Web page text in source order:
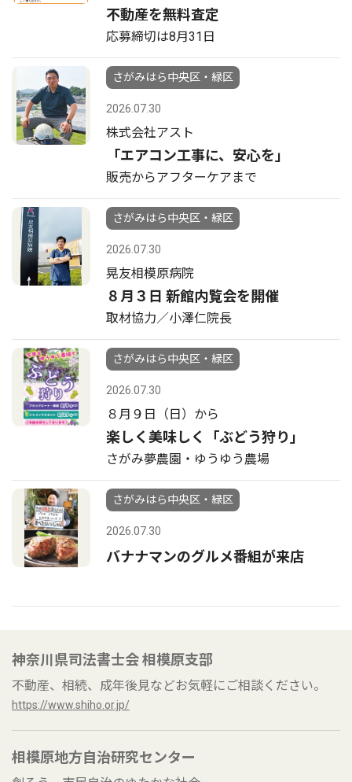
不動産を無料査定
応募締切は8月31日
さがみはら中央区・緑区
2026.07.30
株式会社アスト
「エアコン工事に、安心を」
販売からアフターケアまで
さがみはら中央区・緑区
2026.07.30
晃友相模原病院
８月３日 新館内覧会を開催
取材協力／小澤仁院長
さがみはら中央区・緑区
2026.07.30
８月９日（日）から
楽しく美味しく「ぶどう狩り」
さがみ夢農園・ゆうゆう農場
さがみはら中央区・緑区
2026.07.30
バナナマンのグルメ番組が来店
神奈川県司法書士会 相模原支部
不動産、相続、成年後見などお気軽にご相談ください。
https://www.shiho.or.jp/
相模原地方自治研究センター